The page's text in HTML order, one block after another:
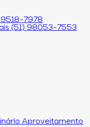
7978
(51) 98053-7553
Aproveitamento